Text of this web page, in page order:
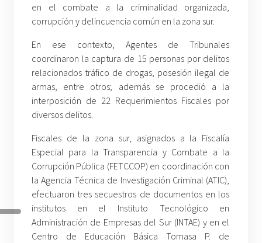
en el combate a la criminalidad organizada,
corrupción y delincuencia común en la zona sur.
En ese contexto, Agentes de Tribunales
coordinaron la captura de 15 personas por delitos
relacionados tráfico de drogas, posesión ilegal de
armas, entre otros; además se procedió a la
interposición de 22 Requerimientos Fiscales por
diversos delitos.
Fiscales de la zona sur, asignados a la Fiscalía
Especial para la Transparencia y Combate a la
Corrupción Pública (FETCCOP) en coordinación con
la Agencia Técnica de Investigación Criminal (ATIC),
efectuaron tres secuestros de documentos en los
institutos en el Instituto Tecnológico en
Administración de Empresas del Sur (INTAE) y en el
Centro de Educación Básica Tomasa P. de